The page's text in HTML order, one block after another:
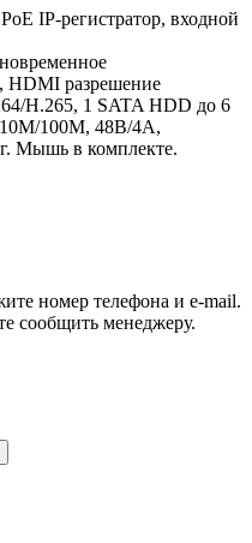
IP-регистратор, входной
HDMI разрешение
H.265, 1 SATA HDD до 6
100M, 48B/4А,
Мышь в комплекте.
номер телефона и e-mail.
сообщить менеджеру.